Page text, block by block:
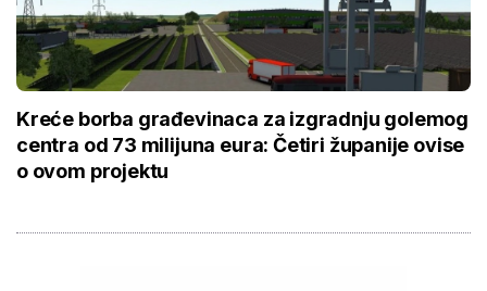
Kreće borba građevinaca za izgradnju golemog
centra od 73 milijuna eura: Četiri županije ovise
o ovom projektu